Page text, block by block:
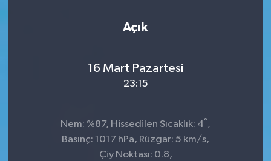
Açık
16 Mart Pazartesi
23:15
Nem: %87, Hissedilen Sıcaklık: 4° ,
Basınç: 1017 hPa, Rüzgar: 5 km/s,
Çiy Noktası: 0.8,